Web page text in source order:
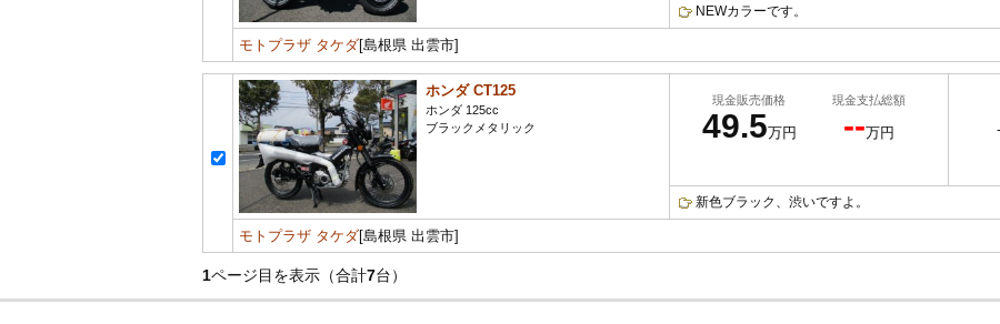
NEWカラーです。
モトプラザ タケダ[島根県 出雲市]
ホンダ CT125
ホンダ 125cc
ブラックメタリック
現金販売価格 現金支払総額
49.5万円 --万円 -
新色ブラック、渋いですよ。
モトプラザ タケダ[島根県 出雲市]
1ページ目を表示（合計7台）